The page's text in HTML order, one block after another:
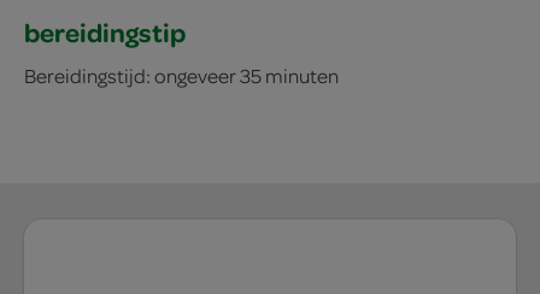
bereidingstip
Bereidingstijd: ongeveer 35 minuten